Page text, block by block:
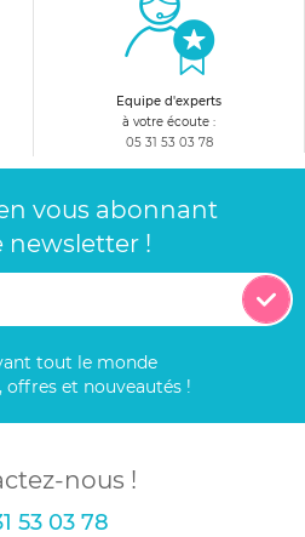
Equipe d'experts
à votre écoute :
05 31 53 03 78
vous abonnant
newsletter !
tout le monde
offres et nouveautés !
nous !
53 03 78